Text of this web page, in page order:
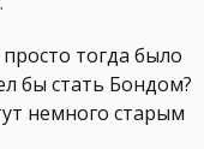
тогда было
бы стать Бондом?
немного старым